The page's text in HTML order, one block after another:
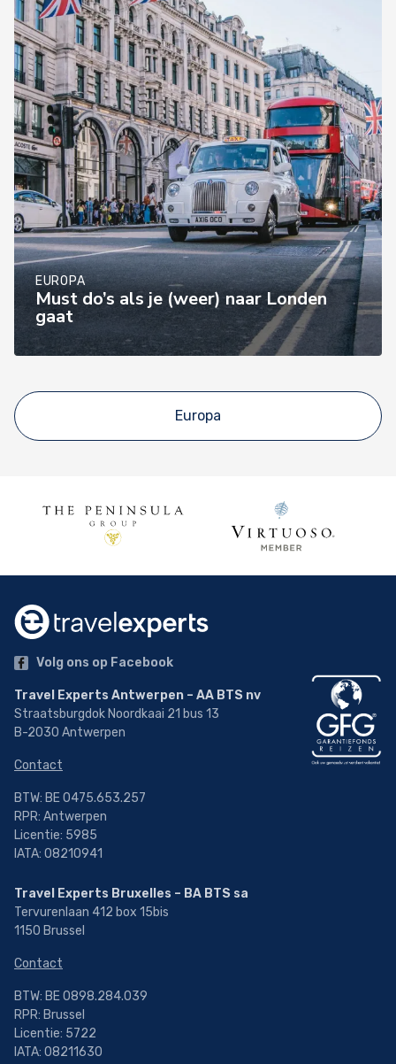
EUROPA
Must do’s als je (weer) naar Londen
gaat
Europa
Volg ons op Facebook
Travel Experts Antwerpen – AA BTS nv
Straatsburgdok Noordkaai 21 bus 13
B-2030 Antwerpen
Contact
BTW: BE 0475.653.257
RPR: Antwerpen
Licentie: 5985
IATA: 08210941
Travel Experts Bruxelles – BA BTS sa
Tervurenlaan 412 box 15bis
1150 Brussel
Contact
BTW: BE 0898.284.039
RPR: Brussel
Licentie: 5722
IATA: 08211630